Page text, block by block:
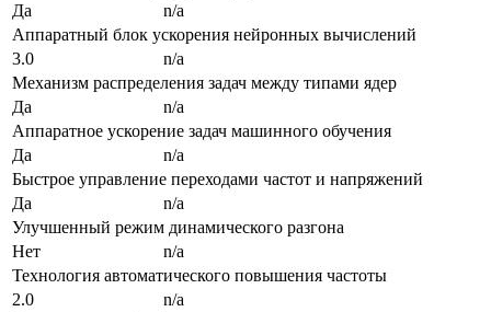
Да
n/a
Аппаратный блок ускорения нейронных вычислений
3.0
n/a
Механизм распределения задач между типами ядер
Да
n/a
Аппаратное ускорение задач машинного обучения
Да
n/a
Быстрое управление переходами частот и напряжений
Да
n/a
Улучшенный режим динамического разгона
Нет
n/a
Технология автоматического повышения частоты
2.0
n/a